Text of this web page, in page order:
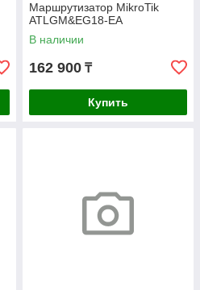
Маршрутизатор MikroTik
ATLGM&EG18-EA
В наличии
162 900 ₸
Купить